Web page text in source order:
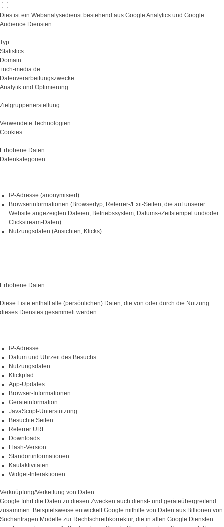
Dies ist ein Webanalysedienst bestehend aus Google Analytics und Google
Audience Diensten.
Typ
Statistics
Domain
.inch-media.de
Datenverarbeitungszwecke
Analytik und Optimierung
Zielgruppenerstellung
Verwendete Technologien
Cookies
Erhobene Daten
Datenkategorien
IP-Adresse (anonymisiert)
Browserinformationen (Browsertyp, Referrer-/Exit-Seiten, die auf unserer
Website angezeigten Dateien, Betriebssystem, Datums-/Zeitstempel und/oder
Clickstream-Daten)
Nutzungsdaten (Ansichten, Klicks)
Erhobene Daten
Diese Liste enthält alle (persönlichen) Daten, die von oder durch die Nutzung
dieses Dienstes gesammelt werden.
IP-Adresse
Datum und Uhrzeit des Besuchs
Nutzungsdaten
Klickpfad
App-Updates
Browser-Informationen
Geräteinformation
JavaScript-Unterstützung
Besuchte Seiten
Referrer URL
Downloads
Flash-Version
Standortinformationen
Kaufaktivitäten
Widget-Interaktionen
Verknüpfung/Verkettung von Daten
Google führt die Daten zu diesen Zwecken auch dienst- und geräteübergreifend
zusammen. Beispielsweise entwickelt Google mithilfe von Daten aus Billionen von
Suchanfragen Modelle zur Rechtschreibkorrektur, die in allen Google Diensten